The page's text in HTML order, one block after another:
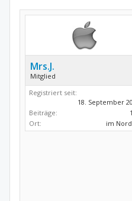
Mrs.J.
Mitglied
Registriert seit:
18. September
Beiträge:
Ort:
im